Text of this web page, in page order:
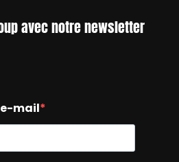
avec notre newsletter
mail